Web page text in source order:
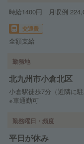
時給1400円 月収例
交通費
全額支給
勤務地
北九州市小倉北区
小倉駅徒歩7分（近隣に
※車通勤可
勤務曜日・頻度
平日が休み